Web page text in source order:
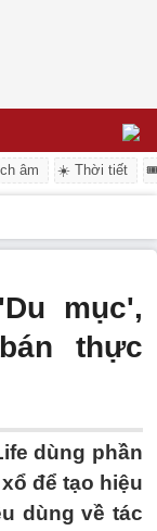
âm ☀️ Thời tiết
mục',
thực
dùng phần
để tạo hiệu
dùng về tác